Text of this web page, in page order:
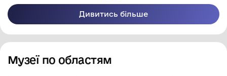
Дивитись більше
Музеї по областям